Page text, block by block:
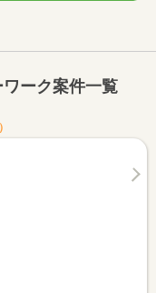
ーク案件一覧